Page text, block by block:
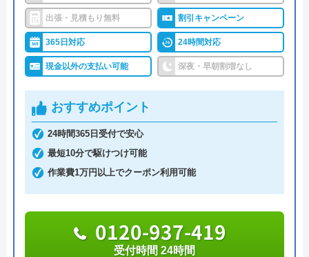
水のトラブルサポートセンターの
クチコミ on
※クチコミの内容について
金城藍子
3 か月前
洗面の蛇口の交換をお願いしました。初めて
の電話のときから丁寧に相談に乗ってくださ
者で、全国各所の最寄りの営業所から最短30分で現
場まで駆け付けてくれます。
施工対応時間は7:00～24:00までと幅広く、これ以外
で、緊急時のトラブルでも安心です。
見積もりは無料で実施しているので、お気軽にご依
頼ください。
0120-191-084
受付時間 24時間受付可能
出張・見積もり無料 割引キャンペーン
365日対応 24時間対応
現金以外の支払い可能 深夜・早朝割増なし
おすすめポイント
24時間365日受付で安心
最短10分で駆けつけ可能
作業費1万円以上でクーポン利用可能
0120-937-419
受付時間 24時間